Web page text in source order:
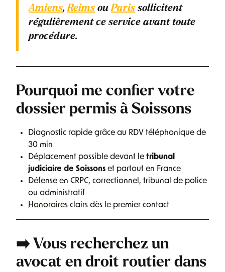
Amiens,Reims ouParis sollicitent
régulièrement ce service avant toute
procédure.
Pourquoi me confier votre
dossier permis à Soissons
Diagnostic rapide grâce au RDV téléphonique de
30 min
Déplacement possible devant le tribunal
judiciaire de Soissons et partout en France
Défense en CRPC, correctionnel, tribunal de police
ou administratif
Honoraires clairs dès le premier contact
➡️ Vous recherchez un
avocat en droit routier dans